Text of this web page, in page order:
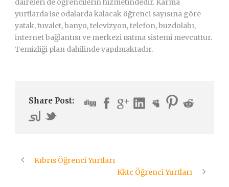
daireleri de öğrencilerin hizmetindedir. Karma
yurtlarda ise odalarda kalacak öğrenci sayısına göre
yatak, tuvalet, banyo, televizyon, telefon, buzdolabı,
internet bağlantısı ve merkezi ısıtma sistemi mevcuttur.
Temizliği plan dahilinde yapılmaktadır.
Share Post:
Kıbrıs Öğrenci Yurtları
Kktc Öğrenci Yurtları